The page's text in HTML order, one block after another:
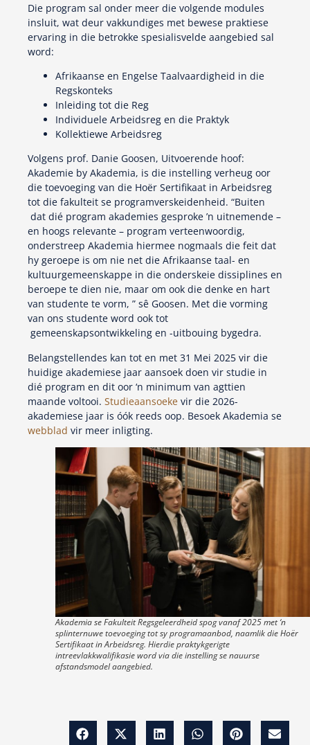
Die program sal onder meer die volgende modules
insluit, wat deur vakkundiges met bewese praktiese
ervaring in die betrokke spesialisvelde aangebied sal
word:
Afrikaanse en Engelse Taalvaardigheid in die
Regskonteks
Inleiding tot die Reg
Individuele Arbeidsreg en die Praktyk
Kollektiewe Arbeidsreg
Volgens prof. Danie Goosen, Uitvoerende hoof:
Akademie by Akademia, is die instelling verheug oor
die toevoeging van die Hoër Sertifikaat in Arbeidsreg
tot die fakulteit se programverskeidenheid. “Buiten
dat dié program akademies gesproke ’n uitnemende –
en hoogs relevante – program verteenwoordig,
onderstreep Akademia hiermee nogmaals die feit dat
hy geroepe is om nie net die Afrikaanse taal- en
kultuurgemeenskappe in die onderskeie dissiplines en
beroepe te dien nie, maar om ook die denke en hart
van studente te vorm, ” sê Goosen. Met die vorming
van ons studente word ook tot
gemeenskapsontwikkeling en -uitbouing bygedra.
Belangstellendes kan tot en met 31 Mei 2025 vir die
huidige akademiese jaar aansoek doen vir studie in
dié program en dit oor ‘n minimum van agttien
maande voltooi. Studieaansoeke vir die 2026-
akademiese jaar is óók reeds oop. Besoek Akademia se
webblad vir meer inligting.
Akademia se Fakulteit Regsgeleerdheid spog vanaf 2025 met ‘n
splinternuwe toevoeging tot sy programaanbod, naamlik die Hoër
Sertifikaat in Arbeidsreg. Hierdie praktykgerigte
intreevlakkwalifikasie word via die instelling se nauurse
afstandsmodel aangebied.